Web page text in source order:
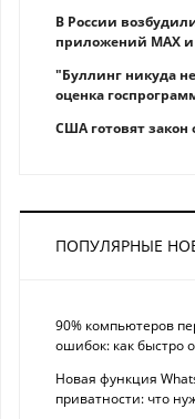
В России
приложений MAX и
"Буллинг никуда
оценка
США готовят
ПОПУЛЯРНЫЕ
90% компьютеров
ошибок: как быстро
Новая функция
приватности: что